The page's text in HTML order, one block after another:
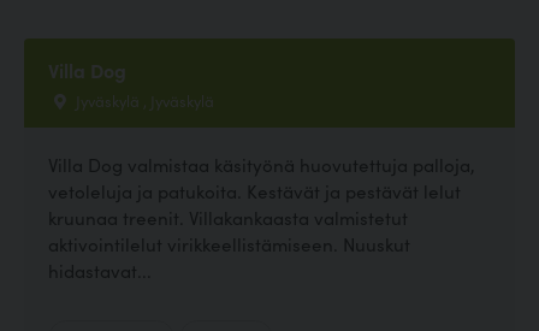
Villa Dog
Jyväskylä , Jyväskylä
Villa Dog valmistaa käsityönä huovutettuja palloja,
vetoleluja ja patukoita. Kestävät ja pestävät lelut
kruunaa treenit. Villakankaasta valmistetut
aktivointilelut virikkeellistämiseen. Nuuskut
hidastavat...